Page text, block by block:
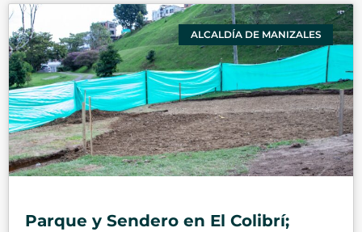
ALCALDÍA DE MANIZALES
Parque y Sendero en El Colibrí;